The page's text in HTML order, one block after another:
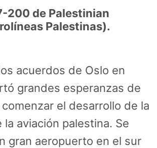
200 de Palestinian
Palestinas).
acuerdos de Oslo en
grandes esperanzas de
el desarrollo de la
la aviación palestina. Se
gran aeropuerto en el sur